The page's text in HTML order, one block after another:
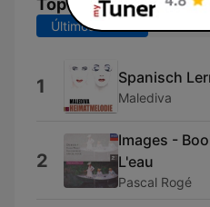
Top Canciones
Últimos 7 días
1 Spanisch
Malediva
2
Images -
L'eau
Pascal Rogé